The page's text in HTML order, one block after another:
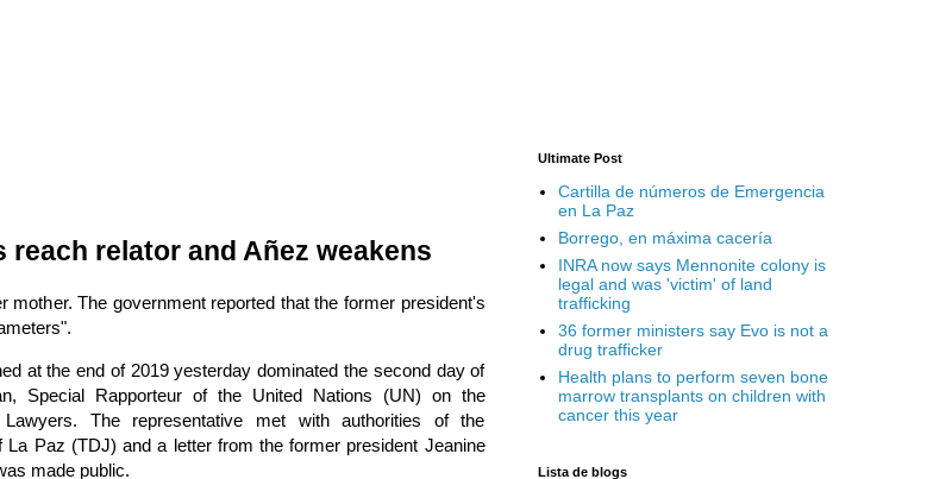
relator and Añez weakens
mother. The government reported that the former president's
at the end of 2019 yesterday dominated the second day of
Special Rapporteur of the United Nations (UN) on the
The representative met with authorities of the
La Paz (TDJ) and a letter from the former president Jeanine
made public.
Ultimate Post
Cartilla de números de Emergencia
en La Paz
Borrego, en máxima cacería
INRA now says Mennonite colony is
legal and was 'victim' of land
trafficking
36 former ministers say Evo is not a
drug trafficker
Health plans to perform seven bone
marrow transplants on children with
cancer this year
Lista de blogs